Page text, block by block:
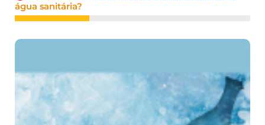
água sanitária?